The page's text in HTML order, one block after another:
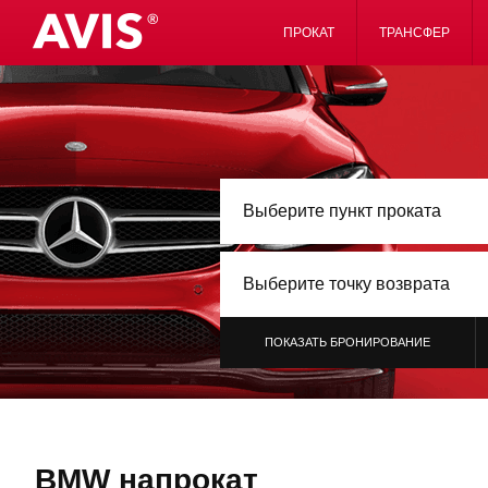
ПРОКАТ ТРАНСФЕР
Выберите пункт проката
Выберите точку возврата
ПОКАЗАТЬ БРОНИРОВАНИЕ
BMW напрокат